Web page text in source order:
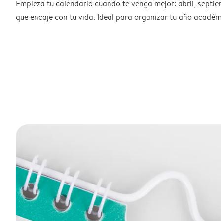
Empieza tu calendario cuando te venga mejor: abril,
que encaje con tu vida. Ideal para organizar tu año